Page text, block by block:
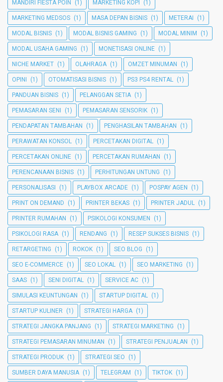
MANDIRI FIESTA POIN (1) MARKETING KOPI (1)
MARKETING MEDSOS (1) MASA DEPAN BISNIS (1) METERAI (1)
MODAL BISNIS (1) MODAL BISNIS GAMING (1) MODAL MINIM (1)
MODAL USAHA GAMING (1) MONETISASI ONLINE (1)
NICHE MARKET (1) OLAHRAGA (1) OMZET MINUMAN (1)
OPINI (1) OTOMATISASI BISNIS (1) PS3 PS4 RENTAL (1)
PANDUAN BISNIS (1) PELANGGAN SETIA (1)
PEMASARAN SENI (1) PEMASARAN SENSORIK (1)
PENDAPATAN TAMBAHAN (1) PENGHASILAN TAMBAHAN (1)
PERAWATAN KONSOL (1) PERCETAKAN DIGITAL (1)
PERCETAKAN ONLINE (1) PERCETAKAN RUMAHAN (1)
PERENCANAAN BISNIS (1) PERHITUNGAN UNTUNG (1)
PERSONALISASI (1) PLAYBOX ARCADE (1) POSPAY AGEN (1)
PRINT ON DEMAND (1) PRINTER BEKAS (1) PRINTER JADUL (1)
PRINTER RUMAHAN (1) PSIKOLOGI KONSUMEN (1)
PSIKOLOGI RASA (1) RENDANG (1) RESEP SUKSES BISNIS (1)
RETARGETING (1) ROKOK (1) SEO BLOG (1)
SEO E-COMMERCE (1) SEO LOKAL (1) SEO MARKETING (1)
SAAS (1) SENI DIGITAL (1) SERVICE AC (1)
SIMULASI KEUNTUNGAN (1) STARTUP DIGITAL (1)
STARTUP KULINER (1) STRATEGI HARGA (1)
STRATEGI JANGKA PANJANG (1) STRATEGI MARKETING (1)
STRATEGI PEMASARAN MINUMAN (1) STRATEGI PENJUALAN (1)
STRATEGI PRODUK (1) STRATEGI SEO (1)
SUMBER DAYA MANUSIA (1) TELEGRAM (1) TIKTOK (1)